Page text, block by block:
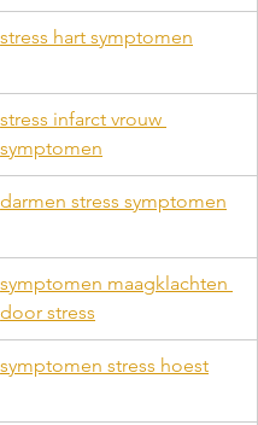
stress hart symptomen
stress infarct vrouw
symptomen
darmen stress symptomen
symptomen maagklachten
door stress
symptomen stress hoest